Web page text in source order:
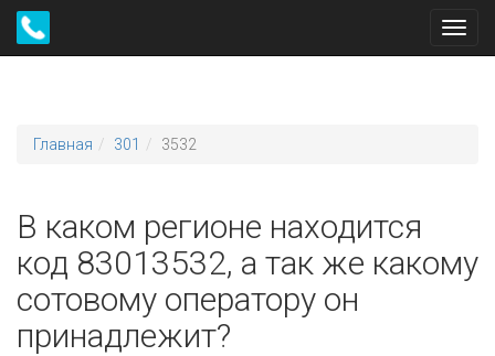
Главная 301 3532
В каком регионе находится
код 83013532, а так же какому
сотовому оператору он
принадлежит?